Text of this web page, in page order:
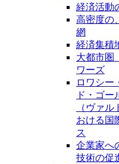
経済活動
高密度の
網
経済集積
大都市圏
ワーズ
ロワシー
ド・ゴー
（ヴァ
おける国
ス
企業家へ
技術の促